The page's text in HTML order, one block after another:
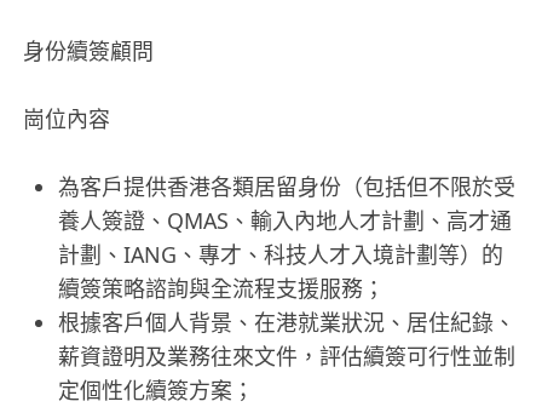
身份續簽顧問
崗位內容
為客戶提供香港各類居留身份（包括但不限於受
養人簽證、QMAS、輸入內地人才計劃、高才通
計劃、IANG、專才、科技人才入境計劃等）的
續簽策略諮詢與全流程支援服務；
根據客戶個人背景、在港就業狀況、居住紀錄、
薪資證明及業務往來文件，評估續簽可行性並制
定個性化續簽方案；